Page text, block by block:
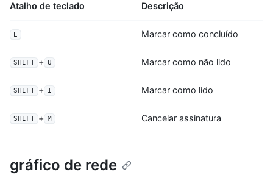
Atalho de teclado Descrição
E Marcar como concluído
SHIFT + U Marcar como não lido
SHIFT + I Marcar como lido
SHIFT + M Cancelar assinatura
gráfico de rede